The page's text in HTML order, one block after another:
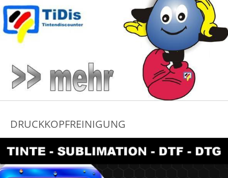
DRUCKKOPFREINIGUNG